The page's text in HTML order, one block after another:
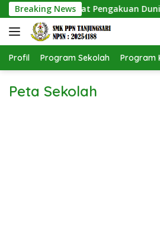
Langsung
ke
konten
Breaking News
Tanjungsari Dapat Pengakuan Dunia
Profil Program Sekolah Program
Peta Sekolah